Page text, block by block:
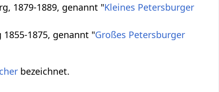
1879-1889, genannt "Kleines Petersburger
1875, genannt "Großes Petersburger
bezeichnet.